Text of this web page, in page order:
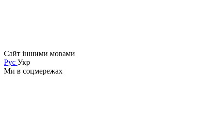
Сайт іншими мовами
Рус Укр
Ми в соцмережах